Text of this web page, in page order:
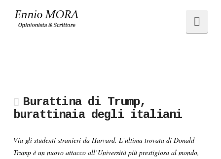
Ennio
Burattina di Trump,
burattinaia degli italiani
Via gli studenti stranieri da Harvard. L’ultima trovata di Donald
Trump è un nuovo attacco all’Università più prestigiosa al mondo,